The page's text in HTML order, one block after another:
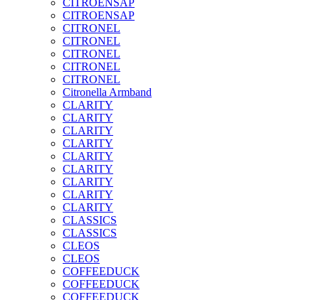
CITROENSAP
CITROENSAP
CITRONEL
CITRONEL
CITRONEL
CITRONEL
CITRONEL
Citronella Armband
CLARITY
CLARITY
CLARITY
CLARITY
CLARITY
CLARITY
CLARITY
CLARITY
CLARITY
CLASSICS
CLASSICS
CLEOS
CLEOS
COFFEEDUCK
COFFEEDUCK
COFFEEDUCK